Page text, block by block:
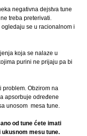
negativna dejstva tune
treba preterivati.
se u racionalnom i
koja se nalaze u
purini ne prijaju pa bi
problem. Obzirom na
apsorbuje određene
unosom mesa tune.
od tune ćete imati
mesu tune.